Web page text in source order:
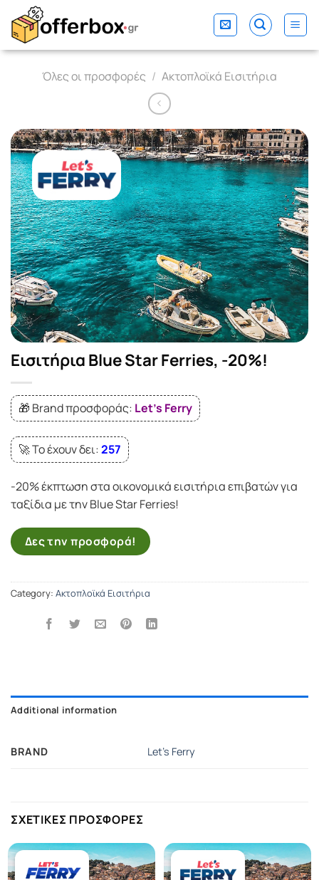
content
Όλες οι προσφορές / Ακτοπλοϊκά Εισιτήρια
Εισιτήρια Blue Star Ferries, -20%!
🎁 Brand προσφοράς: Let's Ferry
🚀 Το έχουν δει:257
-20% έκπτωση στα οικονομικά εισιτήρια επιβατών για
ταξίδια με την Blue Star Ferries!
Δες την προσφορά!
Category: Ακτοπλοϊκά Εισιτήρια
Additional information
BRAND Let's Ferry
ΣΧΕΤΙΚΕΣ ΠΡΟΣΦΟΡΕΣ